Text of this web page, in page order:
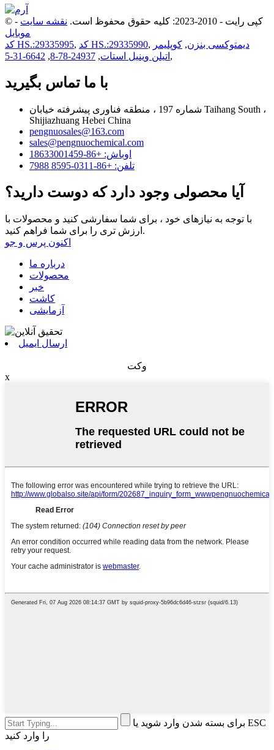
© کپی رایت - 2010-2023: کلیه حقوق محفوظ است. نقشه سایت -
موبایل
کد HS.:29335995, کد HS.:29335990, دیمتوکسی بنزن, کوپلیمر
اتیلن وینیل استات,
24937-78-8
,
6642-31-5 ,
با ما تماس بگیرید
شماره 197 ، منطقه فناوری پیشرفته خیابان Taihang South ،
Shijiazhuang Hebei China
pengnuosales@163.com
sales@pengnuochemical.com
اوباش: +86-18633001459
تلفن: +86-0311-8595 7988
آیا محصولی وجود دارد که دوست دارید؟
با توجه به نیازهای خود ، برای شما سفارشی کنید و محصولات با
ارزش تری را برای شما فراهم کنید.
اکنون پرس و جو
درباره ما
محصولات
خبر
کاشت
آزمایشی
ارسال ایمیل
وکت
x
برای بسته شدن وارد شوید یا ESC
را وارد کنید